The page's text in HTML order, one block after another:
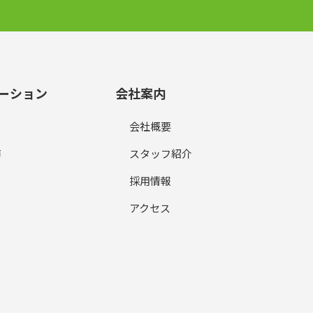
ション 会社案内
会社概要
スタッフ紹介
採用情報
アクセス